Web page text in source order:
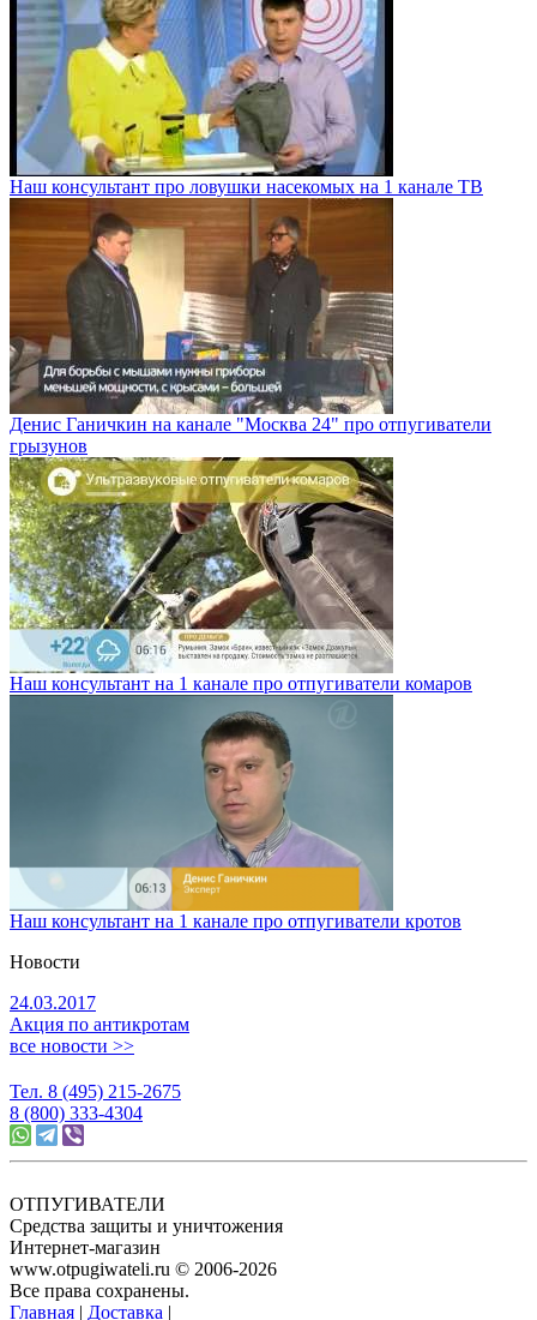
Наш консультант про ловушки насекомых на 1 канале ТВ
Денис Ганичкин на канале "Москва 24" про отпугиватели
грызунов
Наш консультант на 1 канале про отпугиватели комаров
Наш консультант на 1 канале про отпугиватели кротов
Новости
24.03.2017
Акция по антикротам
все новости >>
Тел. 8 (495) 215-2675
8 (800) 333-4304
ОТПУГИВАТЕЛИ
Средства защиты и уничтожения
Интернет-магазин
www.otpugiwateli.ru © 2006-2026
Все права сохранены.
Главная | Доставка |